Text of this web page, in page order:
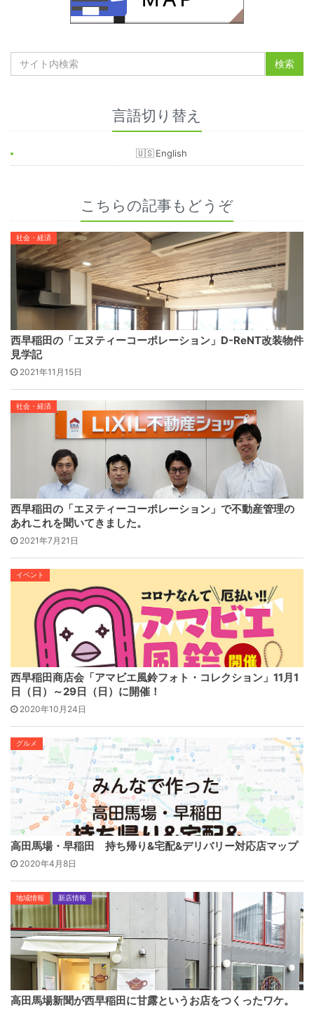
言語切り替え
English
こちらの記事もどうぞ
社会・経済
西早稲田の「エヌティーコーポレーション」D-ReNT改装物件
見学記
2021年11月15日
社会・経済
西早稲田の「エヌティーコーポレーション」で不動産管理の
あれこれを聞いてきました。
2021年7月21日
イベント
西早稲田商店会「アマビエ風鈴フォト・コレクション」11月1
日（日）～29日（日）に開催！
2020年10月24日
グルメ
高田馬場・早稲田 持ち帰り&宅配&デリバリー対応店マップ
2020年4月8日
地域情報 新店情報
高田馬場新聞が西早稲田に甘露というお店をつくったワケ。